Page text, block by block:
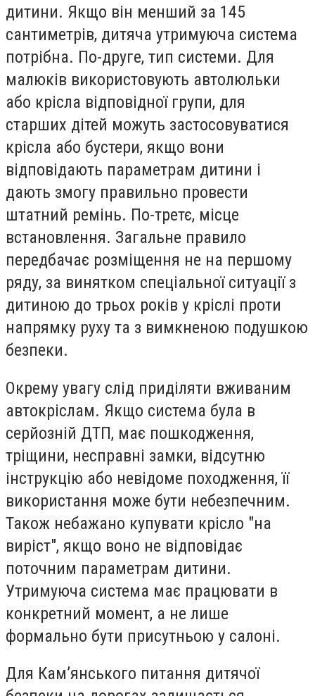
дитини. Якщо він менший за 145
сантиметрів, дитяча утримуюча система
потрібна. По-друге, тип системи. Для
малюків використовують автолюльки
або крісла відповідної групи, для
старших дітей можуть застосовуватися
крісла або бустери, якщо вони
відповідають параметрам дитини і
дають змогу правильно провести
штатний ремінь. По-третє, місце
встановлення. Загальне правило
передбачає розміщення не на першому
ряду, за винятком спеціальної ситуації з
дитиною до трьох років у кріслі проти
напрямку руху та з вимкненою подушкою
безпеки.
Окрему увагу слід приділяти вживаним
автокріслам. Якщо система була в
серйозній ДТП, має пошкодження,
тріщини, несправні замки, відсутню
інструкцію або невідоме походження, її
використання може бути небезпечним.
Також небажано купувати крісло "на
виріст", якщо воно не відповідає
поточним параметрам дитини.
Утримуюча система має працювати в
конкретний момент, а не лише
формально бути присутньою у салоні.
Для Кам’янського питання дитячої